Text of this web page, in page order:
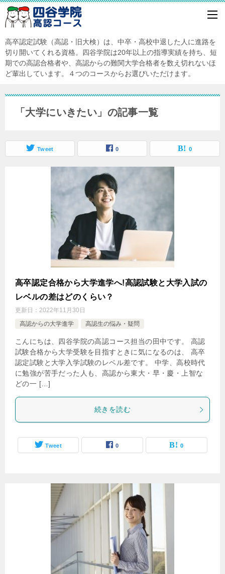
高卒認定試験（高認・旧大検）は、中卒・高校中退した人に進路を
切り開いてくれる資格。四谷学院は20年以上の指導実績を持ち、短
期での高認合格者や、高認からの難関大学合格者を数え切れないほ
ど輩出しています。４つのコースからお選びいただけます。
「大学にいきたい」の記事一覧
Tweet 0 0
高卒認定合格から大学進学へ!高認試験と大学入試の
レベルの差はどのくらい？
更新日： 2022年11月30日
高認からの大学進学
高認生の悩み・疑問
こんにちは、四谷学院の高認コース担当の田中です。 高認
試験合格から大学受験を目指すときに気になるのは、 高卒
認定試験と大学入学試験のレベル差です。 中学、高校時代
に勉強が苦手だった人も、高認から東大・早・慶・上智な
どの一 […]
続きを読む
Tweet 0 0